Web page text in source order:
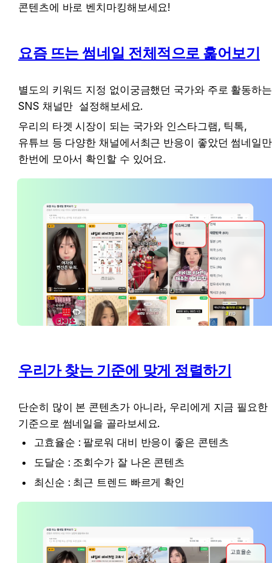
콘텐츠에 바로 벤치마킹해보세요!
요즘 뜨는 썸네일 전체적으로 훑어보기
별도의 키워드 지정 없이궁금했던 국가와 주로 활동하는
SNS 채널만  설정해보세요.
우리의 타겟 시장이 되는 국가와 인스타그램, 틱톡,
유튜브 등 다양한 채널에서최근 반응이 좋았던 썸네일만
한번에 모아서 확인할 수 있어요.
우리가 찾는 기준에 맞게 정렬하기
단순히 많이 본 콘텐츠가 아니라, 우리에게 지금 필요한
기준으로 썸네일을 골라보세요.
고효율순 : 팔로워 대비 반응이 좋은 콘텐츠
도달순 : 조회수가 잘 나온 콘텐츠
최신순 : 최근 트렌드 빠르게 확인